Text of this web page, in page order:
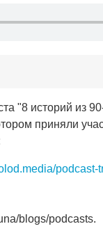
"8 историй из
приняли
podcast-
blogs/podcasts.